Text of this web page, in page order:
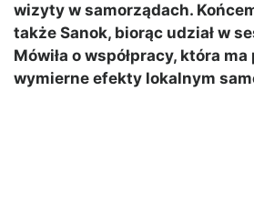
wizyty w samorządach.
także Sanok, biorąc udział w
Mówiła o współpracy, która
wymierne efekty lokalnym